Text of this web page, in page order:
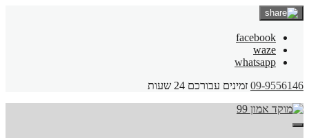
facebook
waze
whatsapp
09-9556146 זמינים עבורכם 24 שעות